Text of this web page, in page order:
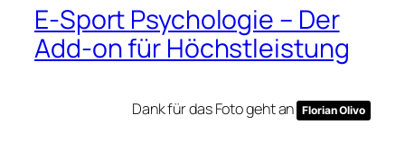
E-Sport Psychologie – Der
Add-on für Höchstleistung
Dank für das Foto geht an Florian Olivo